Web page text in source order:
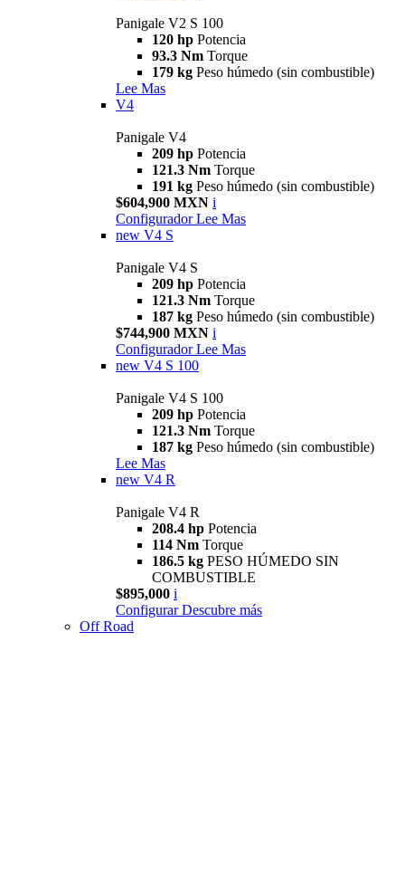
Panigale V2 S 100
120 hp Potencia
93.3 Nm Torque
179 kg Peso húmedo (sin combustible)
Lee Mas
V4
Panigale V4
209 hp Potencia
121.3 Nm Torque
191 kg Peso húmedo (sin combustible)
$604,900 MXN i
Configurador Lee Mas
new V4 S
Panigale V4 S
209 hp Potencia
121.3 Nm Torque
187 kg Peso húmedo (sin combustible)
$744,900 MXN i
Configurador Lee Mas
new V4 S 100
Panigale V4 S 100
209 hp Potencia
121.3 Nm Torque
187 kg Peso húmedo (sin combustible)
Lee Mas
new V4 R
Panigale V4 R
208.4 hp Potencia
114 Nm Torque
186.5 kg PESO HÚMEDO SIN
COMBUSTIBLE
$895,000 i
Configurar Descubre más
Off Road